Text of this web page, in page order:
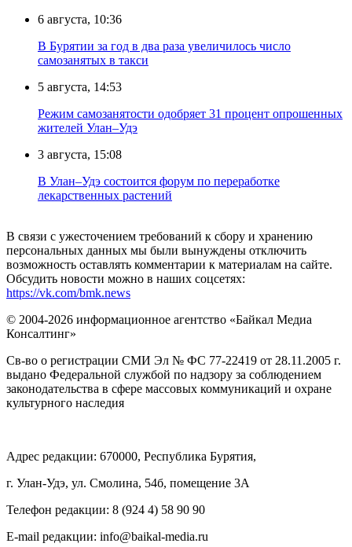
6 августа, 10:36
В Бурятии за год в два раза увеличилось число
самозанятых в такси
5 августа, 14:53
Режим самозанятости одобряет 31 процент опрошенных
жителей Улан–Удэ
3 августа, 15:08
В Улан–Удэ состоится форум по переработке
лекарственных растений
В связи с ужесточением требований к сбору и хранению
персональных данных мы были вынуждены отключить
возможность оставлять комментарии к материалам на сайте.
Обсудить новости можно в наших соцсетях:
https://vk.com/bmk.news
© 2004-2026 информационное агентство «Байкал Медиа
Консалтинг»
Св-во о регистрации СМИ Эл № ФС 77-22419 от 28.11.2005 г.
выдано Федеральной службой по надзору за соблюдением
законодательства в сфере массовых коммуникаций и охране
культурного наследия
Адрес редакции: 670000, Республика Бурятия,
г. Улан-Удэ, ул. Смолина, 54б, помещение 3А
Телефон редакции: ‎‎8 (924 4) 58 90 90
E-mail редакции: info@baikal-media.ru